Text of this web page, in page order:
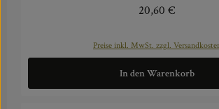
Regulärer Preis:
20,60 €
Preise inkl. MwSt. zzgl.
In den Warenkorb